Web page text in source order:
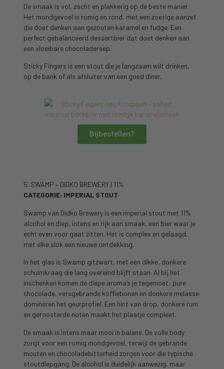
De smaak is vol, zacht en plakkerig op de beste manier.
Het mondgevoel is romig en rond, met een zoetige aanzet
die doet denken aan gezouten karamel en fudge. Een
perfect gebalanceerd dessertbier dat doet denken aan
een vloeibare chocoladereep.
Sticky Fingers is een stout die je langzaam wilt drinken,
op de bank of als afsluiter van een goed diner.
Bijbestellen?
5. SWAMP – DIDKO BREWERY | 11%
CATEGORIE: IMPERIAL STOUT
Swamp van Didko Brewery is een imperial stout met 11%
alcohol en diep, intens en rijk aan smaak, een bier waar je
echt even voor gaat zitten. Het is complex en gelaagd,
met elke slok een nieuwe ontdekking.
In het glas is Swamp gitzwart, met een dikke, donkere
schuimkraag die lang overeind blijft staan. Al bij het
inschenken komen de diepe aroma’s je tegemoet: pure
chocolade, versgebrande koffiebonen en donkere melasse
domineren het geurprofiel. Een hint van drop, donkere rum
en geroosterde noten maakt het plaatje compleet.
De smaak is intens maar mooi in balans. De volle body
zorgt voor een romig mondgevoel, terwijl de gebrande
mouten en chocoladebitterheid zorgen voor die typische
stoutdiepgang. De alcohol is duidelijk aanwezig, maar